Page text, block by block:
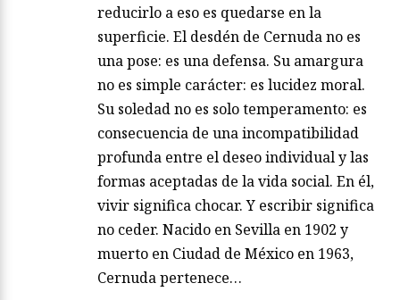
reducirlo a eso es quedarse en la
superficie. El desdén de Cernuda no es
una pose: es una defensa. Su amargura
no es simple carácter: es lucidez moral.
Su soledad no es solo temperamento: es
consecuencia de una incompatibilidad
profunda entre el deseo individual y las
formas aceptadas de la vida social. En él,
vivir significa chocar. Y escribir significa
no ceder. Nacido en Sevilla en 1902 y
muerto en Ciudad de México en 1963,
Cernuda pertenece…